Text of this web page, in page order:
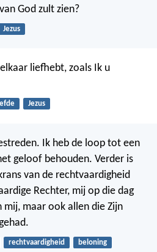
God zult zien?
Jezus
liefhebt, zoals Ik u
Jezus
Ik heb de loop tot een
geloof behouden. Verder is
van de rechtvaardigheid
Rechter, mij op die dag
mij, maar ook allen die Zijn
rechtvaardigheid beloning